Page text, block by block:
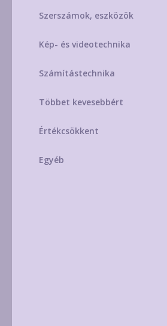
Szerszámok, eszközök
Kép- és videotechnika
Számítástechnika
Többet kevesebbért
Értékcsökkent
Egyéb